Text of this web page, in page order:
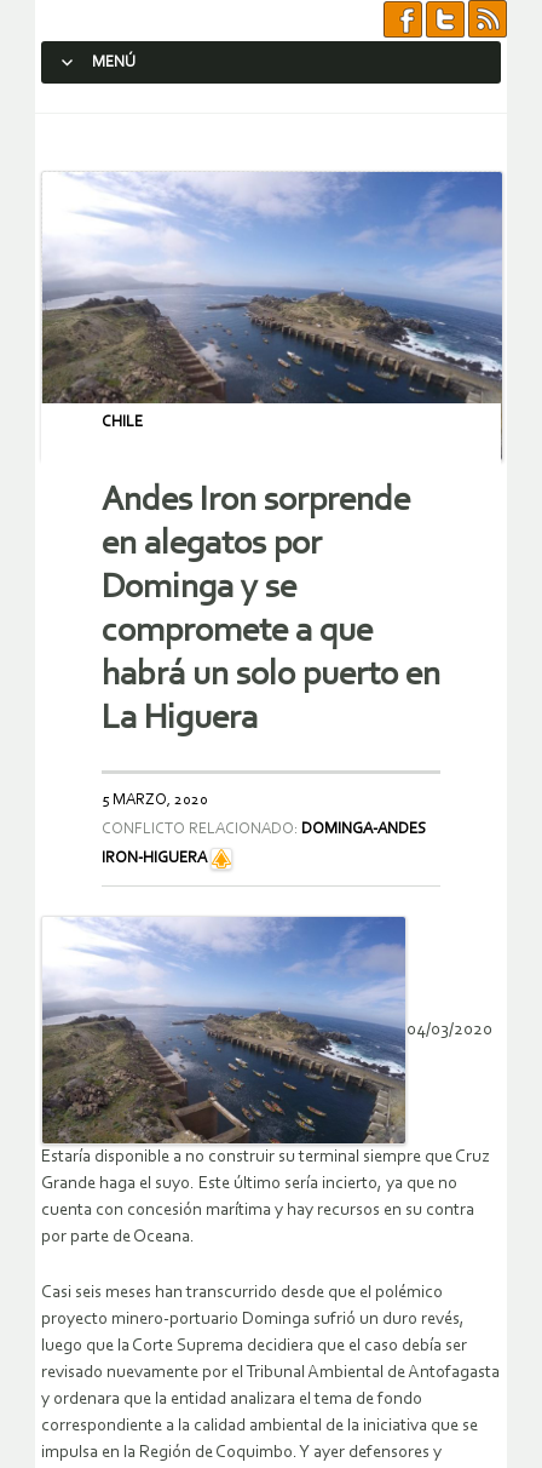
MENÚ
CHILE
Andes Iron sorprende
en alegatos por
Dominga y se
compromete a que
habrá un solo puerto en
La Higuera
5 MARZO, 2020
CONFLICTO RELACIONADO: DOMINGA-ANDES
IRON-HIGUERA
04/03/2020
Estaría disponible a no construir su terminal siempre que Cruz
Grande haga el suyo. Este último sería incierto, ya que no
cuenta con concesión marítima y hay recursos en su contra
por parte de Oceana.
Casi seis meses han transcurrido desde que el polémico
proyecto minero-portuario Dominga sufrió un duro revés,
luego que la Corte Suprema decidiera que el caso debía ser
revisado nuevamente por el Tribunal Ambiental de Antofagasta
y ordenara que la entidad analizara el tema de fondo
correspondiente a la calidad ambiental de la iniciativa que se
impulsa en la Región de Coquimbo. Y ayer defensores y